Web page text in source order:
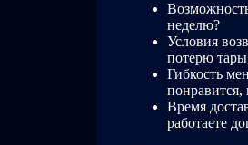
неделю?
Условия
потерю
Гибкость
понравится,
Время
работаете